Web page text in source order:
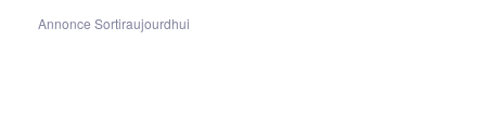
Annonce Sortiraujourdhui